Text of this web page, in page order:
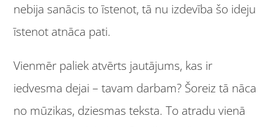
nebija sanācis to īstenot, tā nu izdevība šo ideju
īstenot atnāca pati.
Vienmēr paliek atvērts jautājums, kas ir
iedvesma dejai – tavam darbam? Šoreiz tā nāca
no mūzikas, dziesmas teksta. To atradu vienā